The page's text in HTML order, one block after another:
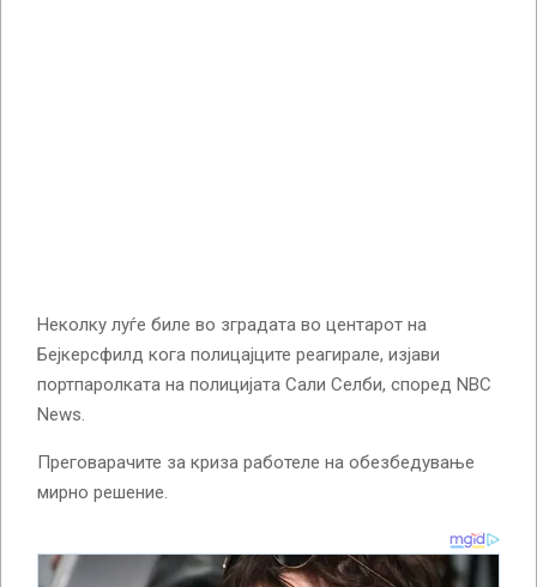
Неколку луѓе биле во зградата во центарот на
Бејкерсфилд кога полицајците реагирале, изјави
портпаролката на полицијата Сали Селби, според NBC
News.
Преговарачите за криза работеле на обезбедување
мирно решение.